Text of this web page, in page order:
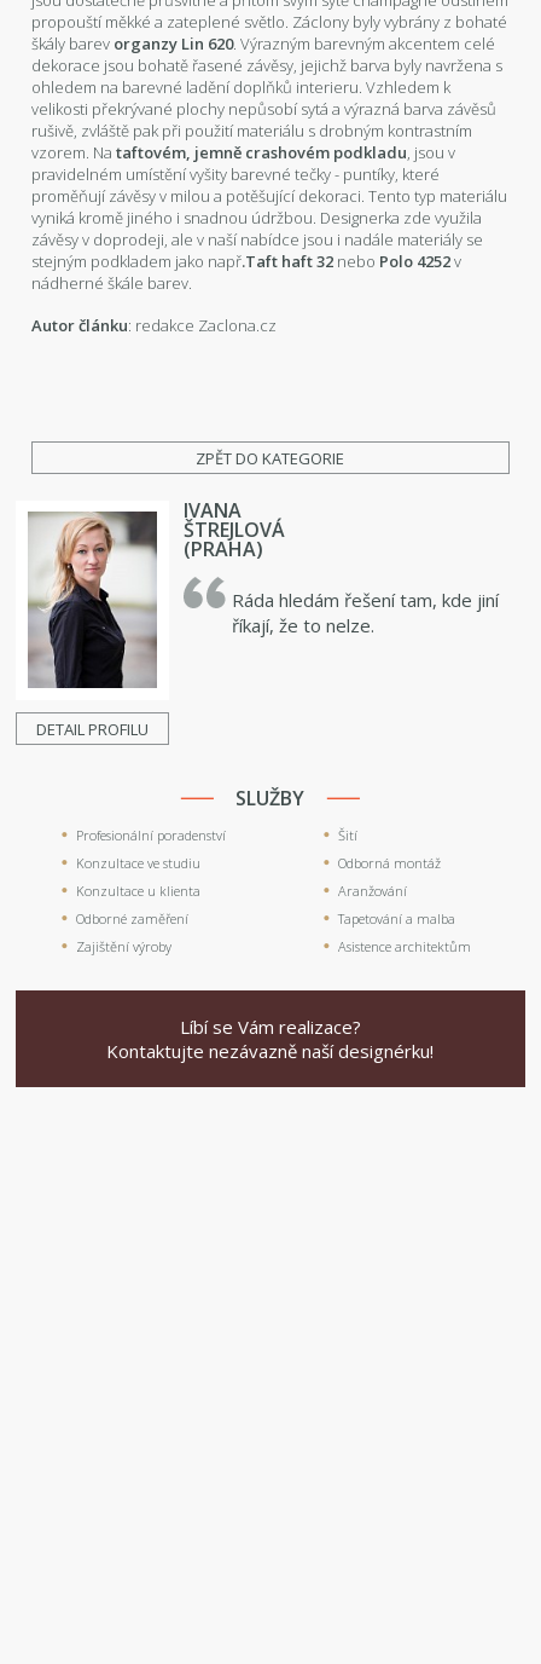
propouští měkké a zateplené světlo. Záclony byly vybrány z bohaté
škály barev organzy Lin 620. Výrazným barevným akcentem celé
dekorace jsou bohatě řasené závěsy, jejichž barva byly navržena s
ohledem na barevné ladění doplňků interieru. Vzhledem k
velikosti překrývané plochy nepůsobí sytá a výrazná barva závěsů
rušivě, zvláště pak při použití materiálu s drobným kontrastním
vzorem. Nataftovém, jemně crashovém podkladu, jsou v
pravidelném umístění vyšity barevné tečky - puntíky, které
proměňují závěsy v milou a potěšující dekoraci. Tento typ materiálu
vyniká kromě jiného i snadnou údržbou. Designerka zde využila
závěsy v doprodeji, ale v naší nabídce jsou i nadále materiály se
stejným podkladem jako např.Taft haft 32 nebo Polo 4252v
nádherné škále barev.
Autor článku: redakce Zaclona.cz
ZPĚT DO KATEGORIE
DETAIL PROFILU
IVANA
ŠTREJLOVÁ
(PRAHA)
Ráda hledám řešení tam, kde jiní
říkají, že to nelze.
SLUŽBY
Profesionální poradenství
Konzultace ve studiu
Konzultace u klienta
Odborné zaměření
Zajištění výroby
Šití
Odborná montáž
Aranžování
Tapetování a malba
Asistence architektům
Líbí se Vám realizace?
Kontaktujte nezávazně naší designérku!